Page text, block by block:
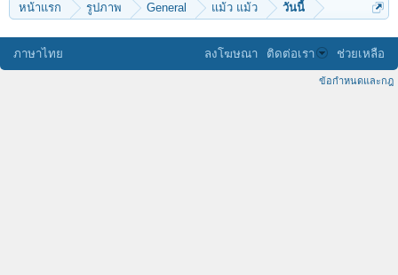
หน้าแรก รูปภาพ General แม้ว แม้ว วันนี้
ภาษาไทย ลงโฆษณา ติดต่อเรา ช่วยเหลือ
ข้อกำหนดและกฎ